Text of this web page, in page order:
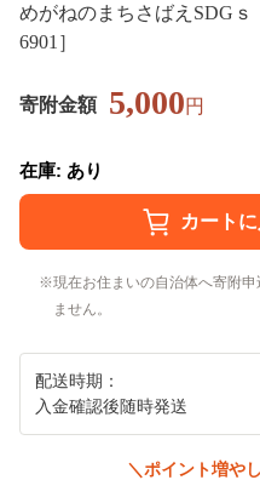
めがねのまちさばえSDG
6901］
寄附金額 5,000円
在庫: あり
現在お住まいの自治体へ寄附
ません。
配送時期：
入金確認後随時発送
＼ポイント増や